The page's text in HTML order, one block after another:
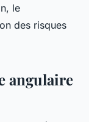
le
des risques
angulaire